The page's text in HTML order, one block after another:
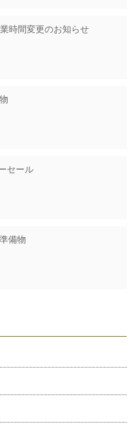
時間変更のお知らせ
セール
備物